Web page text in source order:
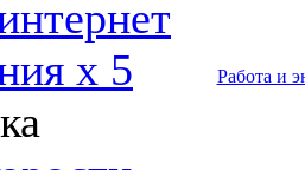
x 5
Работа и